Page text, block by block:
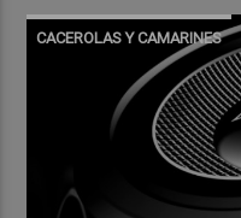
CACEROLAS Y CAMARINES